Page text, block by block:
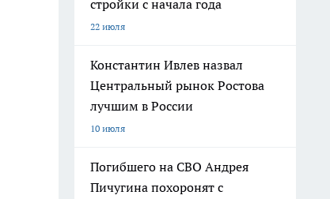
стройки с начала года
22 июля
Константин Ивлев назвал
Центральный рынок Ростова
лучшим в России
10 июля
Погибшего на СВО Андрея
Пичугина похоронят с